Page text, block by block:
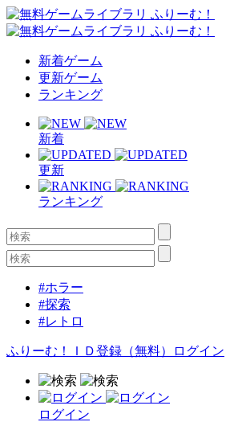
新着ゲーム
更新ゲーム
ランキング
新着
更新
ランキング
#ホラー
#探索
#レトロ
ふりーむ！ＩＤ登録（無料） ログイン
ログイン